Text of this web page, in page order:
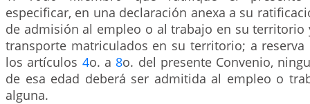
especificar, en una declaración anexa a su
de admisión al empleo o al trabajo en su territorio
transporte matriculados en su territorio; a
los artículos 4o. a 8o. del presente Convenio,
de esa edad deberá ser admitida al empleo o
alguna.